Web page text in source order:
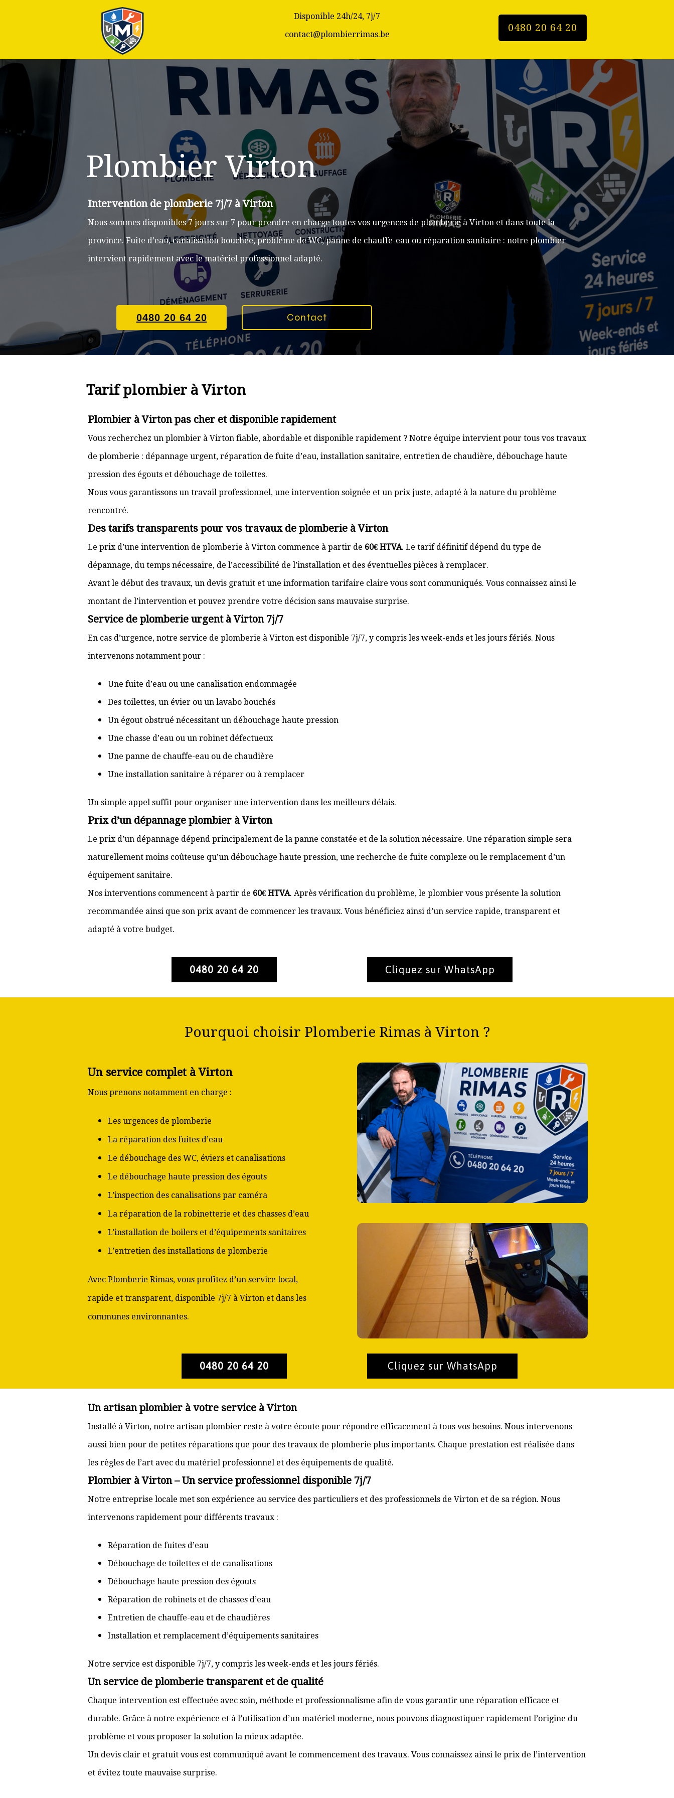
0480 20 64 20
Disponible 24h/24, 7j/7
contact@plombierrimas.be
Plombier Virton
Intervention de plomberie 7j/7 à Virton
Nous sommes disponibles 7 jours sur 7 pour prendre en charge toutes vos urgences de plomberie à Virton et dans toute la
province. Fuite d’eau, canalisation bouchée, problème de WC, panne de chauffe-eau ou réparation sanitaire : notre plombier
intervient rapidement avec le matériel professionnel adapté.
0480 20 64 20 Contact
Tarif plombier à Virton
Plombier à Virton pas cher et disponible rapidement
Vous recherchez un plombier à Virton fiable, abordable et disponible rapidement ? Notre équipe intervient pour tous vos travaux
de plomberie : dépannage urgent, réparation de fuite d’eau, installation sanitaire, entretien de chaudière, débouchage haute
pression des égouts et débouchage de toilettes.
Nous vous garantissons un travail professionnel, une intervention soignée et un prix juste, adapté à la nature du problème
rencontré.
Des tarifs transparents pour vos travaux de plomberie à Virton
Le prix d’une intervention de plomberie à Virton commence à partir de 60€ HTVA. Le tarif définitif dépend du type de
dépannage, du temps nécessaire, de l’accessibilité de l’installation et des éventuelles pièces à remplacer.
Avant le début des travaux, un devis gratuit et une information tarifaire claire vous sont communiqués. Vous connaissez ainsi le
montant de l’intervention et pouvez prendre votre décision sans mauvaise surprise.
Service de plomberie urgent à Virton 7j/7
En cas d’urgence, notre service de plomberie à Virton est disponible 7j/7, y compris les week-ends et les jours fériés. Nous
intervenons notamment pour :
Une fuite d’eau ou une canalisation endommagée
Des toilettes, un évier ou un lavabo bouchés
Un égout obstrué nécessitant un débouchage haute pression
Une chasse d’eau ou un robinet défectueux
Une panne de chauffe-eau ou de chaudière
Une installation sanitaire à réparer ou à remplacer
Un simple appel suffit pour organiser une intervention dans les meilleurs délais.
Prix d’un dépannage plombier à Virton
Le prix d’un dépannage dépend principalement de la panne constatée et de la solution nécessaire. Une réparation simple sera
naturellement moins coûteuse qu’un débouchage haute pression, une recherche de fuite complexe ou le remplacement d’un
équipement sanitaire.
Nos interventions commencent à partir de 60€ HTVA. Après vérification du problème, le plombier vous présente la solution
recommandée ainsi que son prix avant de commencer les travaux. Vous bénéficiez ainsi d’un service rapide, transparent et
adapté à votre budget.
0480 20 64 20 Cliquez sur WhatsApp
Pourquoi choisir Plomberie Rimas à Virton ?
Un service complet à Virton
Nous prenons notamment en charge :
Les urgences de plomberie
La réparation des fuites d’eau
Le débouchage des WC, éviers et canalisations
Le débouchage haute pression des égouts
L’inspection des canalisations par caméra
La réparation de la robinetterie et des chasses d’eau
L’installation de boilers et d’équipements sanitaires
L’entretien des installations de plomberie
Avec Plomberie Rimas, vous profitez d’un service local,
rapide et transparent, disponible 7j/7 à Virton et dans les
communes environnantes.
0480 20 64 20 Cliquez sur WhatsApp
Un artisan plombier à votre service à Virton
Installé à Virton, notre artisan plombier reste à votre écoute pour répondre efficacement à tous vos besoins. Nous intervenons
aussi bien pour de petites réparations que pour des travaux de plomberie plus importants. Chaque prestation est réalisée dans
les règles de l’art avec du matériel professionnel et des équipements de qualité.
Plombier à Virton – Un service professionnel disponible 7j/7
Notre entreprise locale met son expérience au service des particuliers et des professionnels de Virton et de sa région. Nous
intervenons rapidement pour différents travaux :
Réparation de fuites d’eau
Débouchage de toilettes et de canalisations
Débouchage haute pression des égouts
Réparation de robinets et de chasses d’eau
Entretien de chauffe-eau et de chaudières
Installation et remplacement d’équipements sanitaires
Notre service est disponible 7j/7, y compris les week-ends et les jours fériés.
Un service de plomberie transparent et de qualité
Chaque intervention est effectuée avec soin, méthode et professionnalisme afin de vous garantir une réparation efficace et
durable. Grâce à notre expérience et à l’utilisation d’un matériel moderne, nous pouvons diagnostiquer rapidement l’origine du
problème et vous proposer la solution la mieux adaptée.
Un devis clair et gratuit vous est communiqué avant le commencement des travaux. Vous connaissez ainsi le prix de l’intervention
et évitez toute mauvaise surprise.